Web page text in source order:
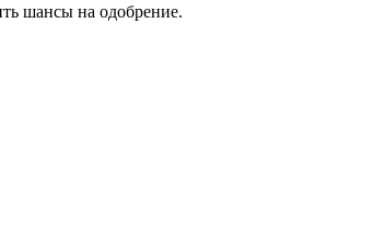
шансы на одобрение.